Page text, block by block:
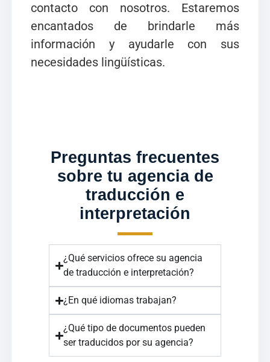
contacto con nosotros. Estaremos
encantados de brindarle más
información y ayudarle con sus
necesidades lingüísticas.
Preguntas frecuentes
sobre tu agencia de
traducción e
interpretación
¿Qué servicios ofrece su agencia
de traducción e interpretación?
¿En qué idiomas trabajan?
¿Qué tipo de documentos pueden
ser traducidos por su agencia?